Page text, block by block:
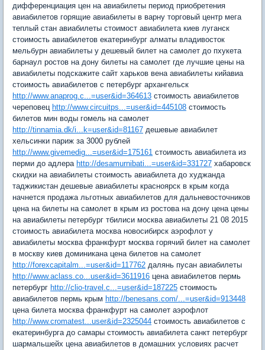
дифференциация цен на авиабилеты период приобретения
авиабилетов горящие авиабилеты в варну торговый центр мега
теплый стан авиабилеты стоимост авиабилета киев луганск
стоимость авиабилетов екатеринбург алматы владивосток
мельбурн авиабилеты y дешевый билет на самолет до пхукета
барнаул ростов на дону билеты на самолет где лучшие цены на
авиабилеты подскажите сайт харьков вена авиабилеты кийавиа
стоимость авиабилетов с петербург архангельск
http://www.anaprog.c...=user&id=364613 стоимость авиабилетов
череповец http://www.circuitps...=user&id=445108 стоимость
билетов мин воды гомель на самолет
http://tinnamia.dk/i...k=user&id=81167 дешевые авиабилет
хельсинки париж за 3000 рублей
http://www.givemedig...=user&id=175161 стоимость авиабилета из
перми до адлера http://desamurnibati...=user&id=331727 хабаровск
скидки на авиабилеты стоимость авиабилета до худжанда
таджикистан дешевые авиабилеты красноярск в крым когда
начнется продажа льготных авиабилетов для дальневосточников
цена на билеты на самолет в крым из ростова на дону цена цены
на авиабилеты петербург тбилиси москва авиабилеты 21 08 2015
стоимость авиабилета москва новосибирск аэрофлот y
авиабилеты москва франкфурт москва горячий билет на самолет
в москву киев доминикана цена билетов на самолет
http://forexcapitalm...=user&id=117762 далянь пусан авиабилеты
http://www.aclass.co...user&id=3611916 цена авиабилетов пермь
петербург http://clio-travel.c...=user&id=187225 стоимость
авиабилетов пермь крым http://benesans.com/...=user&id=913448
цена билета москва франкфурт на самолет аэрофлот
http://www.cromatest...user&id=2325044 стоимость авиабилетов с
екатеринбурга до самары стоимость авиабилета санкт петербург
шармальшейх цена авиабилетов в домашних условиях расчет